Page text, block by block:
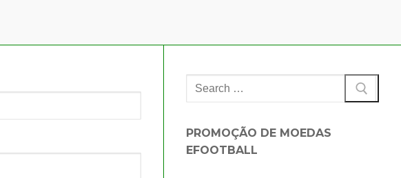
Pesquisar
por:
PROMOÇÃO DE MOEDAS
EFOOTBALL